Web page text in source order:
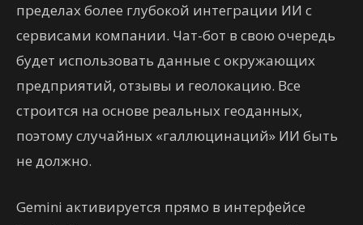
пределах более глубокой интеграции ИИ с
сервисами компании. Чат-бот в свою очередь
будет использовать данные с окружающих
предприятий, отзывы и геолокацию. Все
строится на основе реальных геоданных,
поэтому случайных «галлюцинаций» ИИ быть
не должно.
Gemini активируется прямо в интерфейсе